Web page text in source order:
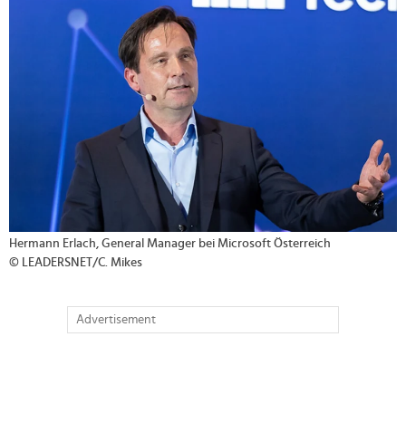
Hermann Erlach, General Manager bei Microsoft Österreich
© LEADERSNET/C. Mikes
Advertisement